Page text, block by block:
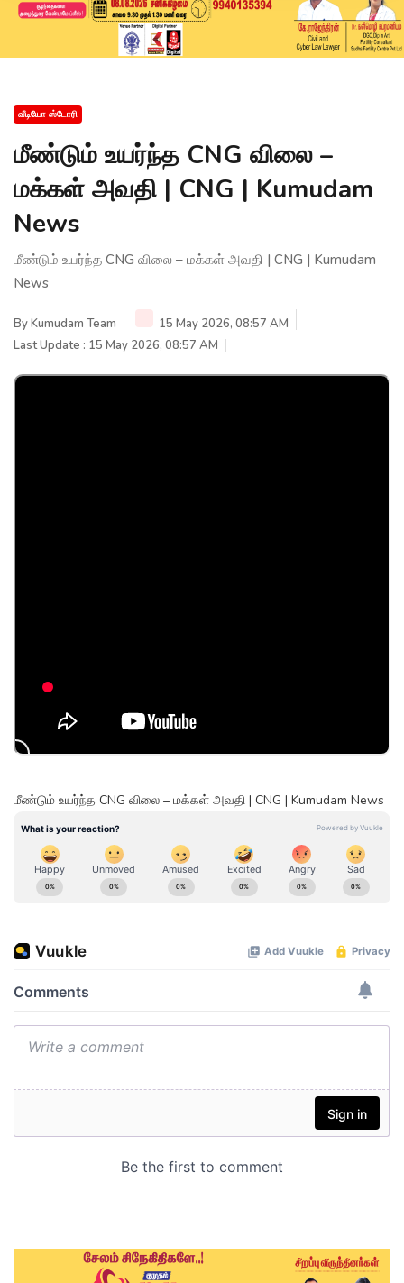
வீடியோ ஸ்டோரி
மீண்டும் உயர்ந்த CNG விலை –
மக்கள் அவதி | CNG | Kumudam
News
மீண்டும் உயர்ந்த CNG விலை – மக்கள் அவதி | CNG | Kumudam
News
ByKumudam Team
15 May 2026, 08:57 AM
Last Update : 15 May 2026, 08:57 AM
மீண்டும் உயர்ந்த CNG விலை – மக்கள் அவதி | CNG | Kumudam News